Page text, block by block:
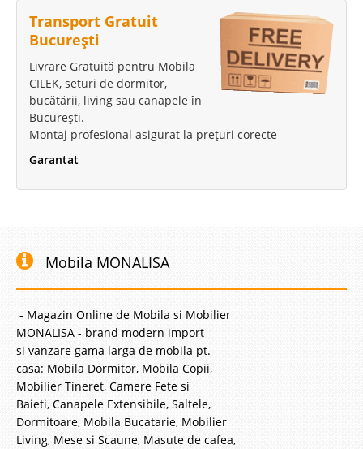
Transport Gratuit
București
Livrare Gratuită pentru Mobila
CILEK, seturi de dormitor,
bucătării, living sau canapele în
București.
Montaj profesional asigurat la prețuri corecte
Garantat
Mobila MONALISA
- Magazin Online de Mobila si Mobilier
MONALISA - brand modern import
si vanzare gama larga de mobila pt.
casa: Mobila Dormitor, Mobila Copii,
Mobilier Tineret, Camere Fete si
Baieti, Canapele Extensibile, Saltele,
Dormitoare, Mobila Bucatarie, Mobilier
Living, Mese si Scaune, Masute de cafea,